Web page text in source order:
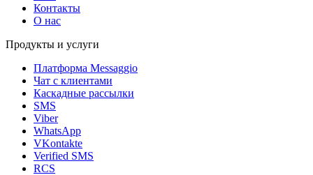
Контакты
О нас
Продукты и услуги
Платформа Messaggio
Чат с клиентами
Каскадные рассылки
SMS
Viber
WhatsApp
VKontakte
Verified SMS
RCS